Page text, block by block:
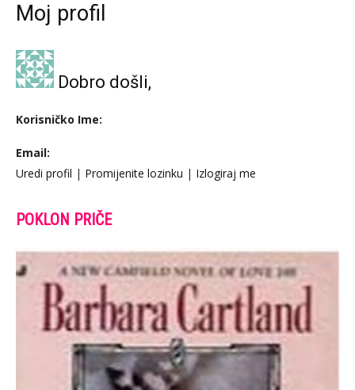
Moj profil
Dobro došli,
Korisničko Ime:
Email:
Uredi profil | Promijenite lozinku | Izlogiraj me
POKLON PRIČE